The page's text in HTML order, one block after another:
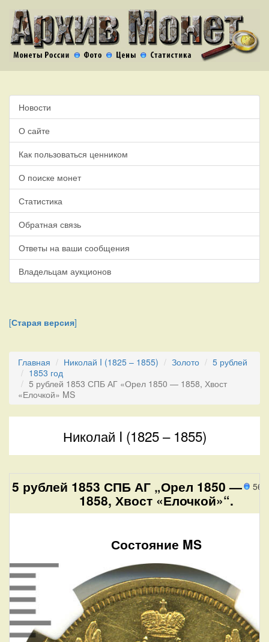
Новости
О сайте
Как пользоваться ценником
О поиске монет
Статистика
Обратная связь
Ответы на ваши сообщения
Владельцам аукционов
[Старая версия]
Главная Николай I (1825 – 1855) Золото
5 рублей
1853 год
5 рублей 1853 СПБ АГ «Орел 1850 — 1858, Хвост
«Елочкой» MS
Николай I (1825 – 1855)
5 рублей 1853 СПБ АГ „Орел 1850 —
1858, Хвост «Елочкой»“.
Состояние MS